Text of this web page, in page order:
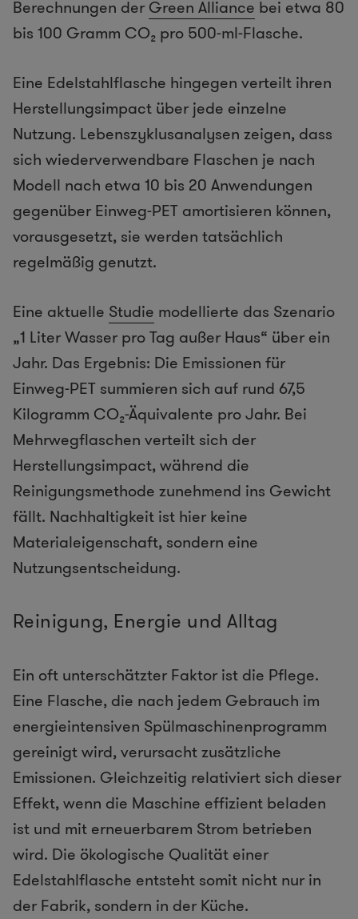
Berechnungen der Green Alliance bei etwa 80
bis 100 Gramm CO₂ pro 500-ml-Flasche.
Eine Edelstahlflasche hingegen verteilt ihren
Herstellungsimpact über jede einzelne
Nutzung. Lebenszyklusanalysen zeigen, dass
sich wiederverwendbare Flaschen je nach
Modell nach etwa 10 bis 20 Anwendungen
gegenüber Einweg-PET amortisieren können,
vorausgesetzt, sie werden tatsächlich
regelmäßig genutzt.
Eine aktuelle Studie modellierte das Szenario
„1 Liter Wasser pro Tag außer Haus“ über ein
Jahr. Das Ergebnis: Die Emissionen für
Einweg-PET summieren sich auf rund 67,5
Kilogramm CO₂-Äquivalente pro Jahr. Bei
Mehrwegflaschen verteilt sich der
Herstellungsimpact, während die
Reinigungsmethode zunehmend ins Gewicht
fällt. Nachhaltigkeit ist hier keine
Materialeigenschaft, sondern eine
Nutzungsentscheidung.
Reinigung, Energie und Alltag
Ein oft unterschätzter Faktor ist die Pflege.
Eine Flasche, die nach jedem Gebrauch im
energieintensiven Spülmaschinenprogramm
gereinigt wird, verursacht zusätzliche
Emissionen. Gleichzeitig relativiert sich dieser
Effekt, wenn die Maschine effizient beladen
ist und mit erneuerbarem Strom betrieben
wird. Die ökologische Qualität einer
Edelstahlflasche entsteht somit nicht nur in
der Fabrik, sondern in der Küche.